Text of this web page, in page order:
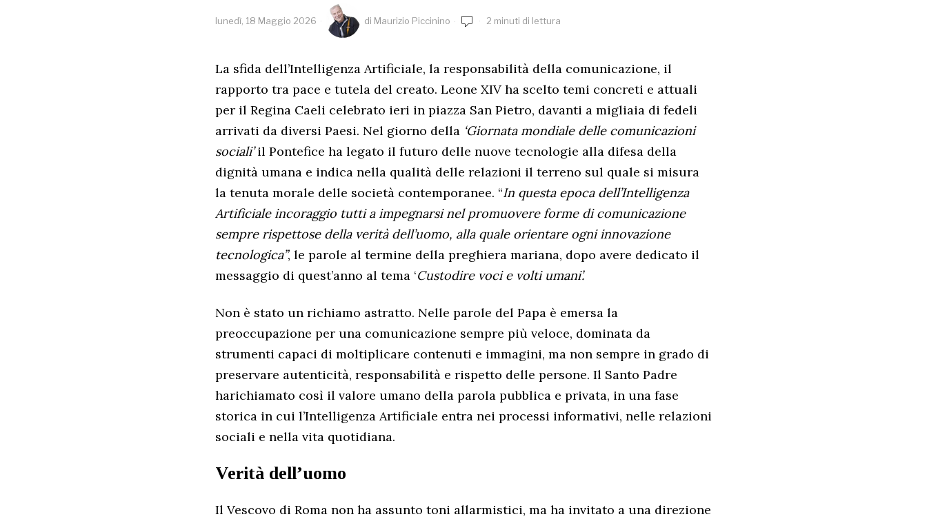
lunedì, 18 Maggio 2026 di Maurizio Piccinino 2 minuti di lettura
La sfida dell’Intelligenza Artificiale, la responsabilità della comunicazione, il
rapporto tra pace e tutela del creato. Leone XIV ha scelto temi concreti e attuali
per il Regina Caeli celebrato ieri in piazza San Pietro, davanti a migliaia di fedeli
arrivati da diversi Paesi. Nel giorno della ‘Giornata mondiale delle comunicazioni
sociali’il Pontefice ha legato il futuro delle nuove tecnologie alla difesa della
dignità umana e indica nella qualità delle relazioni il terreno sul quale si misura
la tenuta morale delle società contemporanee. “In questa epoca dell’Intelligenza
Artificiale incoraggio tutti a impegnarsi nel promuovere forme di comunicazione
sempre rispettose della verità dell’uomo, alla quale orientare ogni innovazione
tecnologica”, le parole al termine della preghiera mariana, dopo avere dedicato il
messaggio di quest’anno al tema ‘Custodire voci e volti umani’.
Non è stato un richiamo astratto. Nelle parole del Papa è emersa la
preoccupazione per una comunicazione sempre più veloce, dominata da
strumenti capaci di moltiplicare contenuti e immagini, ma non sempre in grado di
preservare autenticità, responsabilità e rispetto delle persone. Il Santo Padre
harichiamato così il valore umano della parola pubblica e privata, in una fase
storica in cui l’Intelligenza Artificiale entra nei processi informativi, nelle relazioni
sociali e nella vita quotidiana.
Verità dell’uomo
Il Vescovo di Roma non ha assunto toni allarmistici, ma ha invitato a una direzione